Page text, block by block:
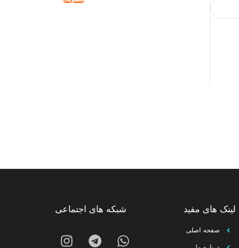
لینک های مفید
صفحه اصلی
شبکه های اجتماعی